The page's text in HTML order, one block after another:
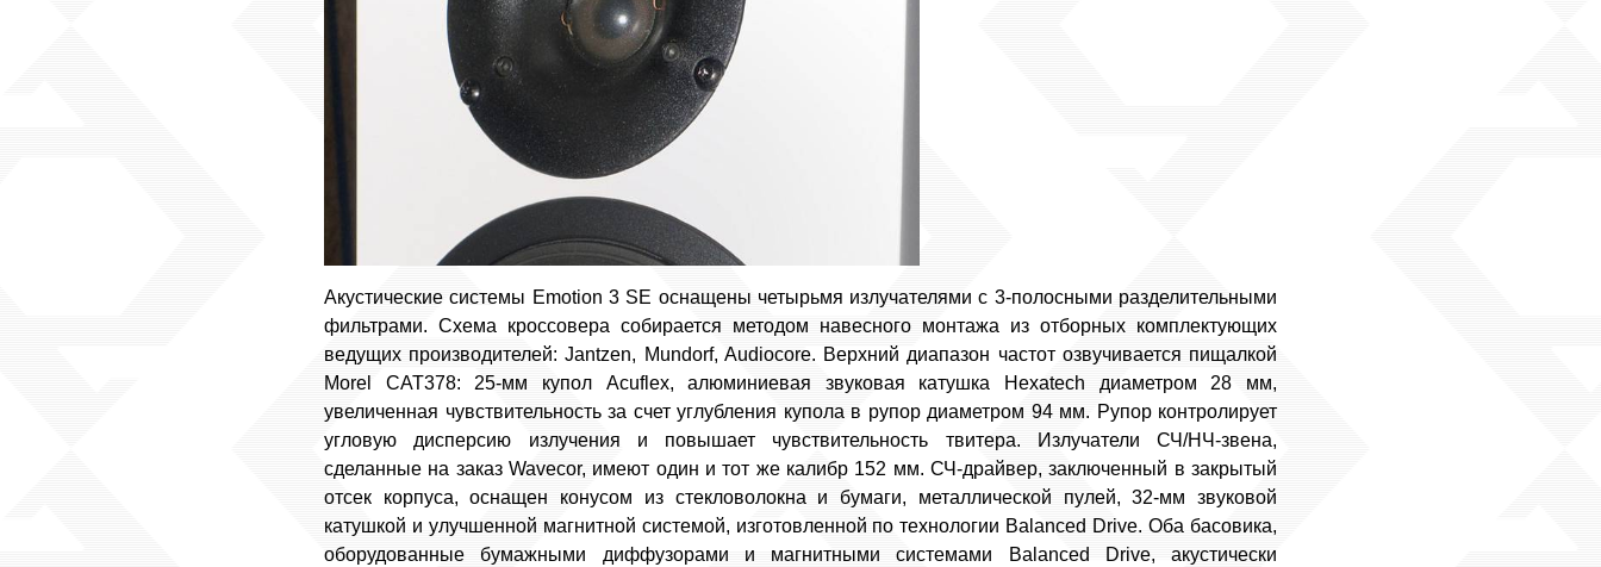
Акустические системы Emotion 3 SE оснащены четырьмя излучателями с 3-полосными разделительными
фильтрами. Схема кроссовера собирается методом навесного монтажа из отборных комплектующих
ведущих производителей: Jantzen, Mundorf, Audiocore. Верхний диапазон частот озвучивается пищалкой
Morel CAT378: 25-мм купол Acuflex, алюминиевая звуковая катушка Hexatech диаметром 28 мм,
увеличенная чувствительность за счет углубления купола в рупор диаметром 94 мм. Рупор контролирует
угловую дисперсию излучения и повышает чувствительность твитера. Излучатели СЧ/НЧ-звена,
сделанные на заказ Wavecor, имеют один и тот же калибр 152 мм. СЧ-драйвер, заключенный в закрытый
отсек корпуса, оснащен конусом из стекловолокна и бумаги, металлической пулей, 32-мм звуковой
катушкой и улучшенной магнитной системой, изготовленной по технологии Balanced Drive. Оба басовика,
оборудованные бумажными диффузорами и магнитными системами Balanced Drive, акустически